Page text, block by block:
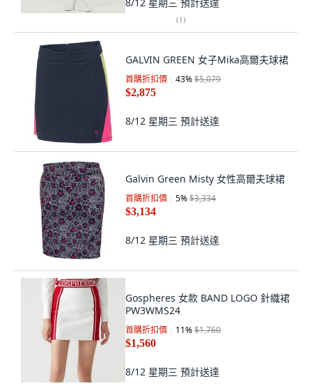
(1)
GALVIN GREEN 女子Mika高爾夫球裙
首購折扣價 43%$5,079
$2,875
8/12 星期三 預計送達
Galvin Green Misty 女性高爾夫球裙
首購折扣價 5%$3,334
$3,134
8/12 星期三 預計送達
Gospheres 女款 BAND LOGO 針織裙
PW3WMS24
首購折扣價 11%$1,760
$1,560
8/12 星期三 預計送達